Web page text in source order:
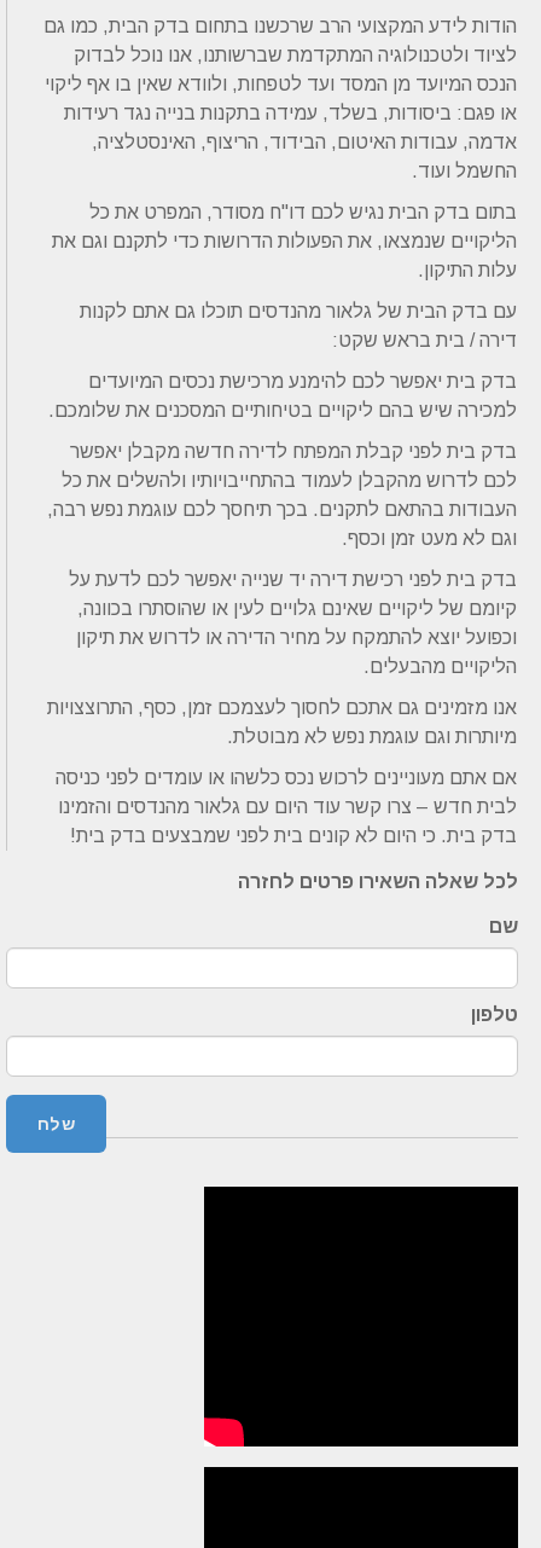
הודות לידע המקצועי הרב שרכשנו בתחום בדק הבית, כמו גם
לציוד ולטכנולוגיה המתקדמת שברשותנו, אנו נוכל לבדוק
הנכס המיועד מן המסד ועד לטפחות, ולוודא שאין בו אף ליקוי
או פגם: ביסודות, בשלד, עמידה בתקנות בנייה נגד רעידות
אדמה, עבודות האיטום, הבידוד, הריצוף, האינסטלציה,
החשמל ועוד.
בתום בדק הבית נגיש לכם דו"ח מסודר, המפרט את כל
הליקויים שנמצאו, את הפעולות הדרושות כדי לתקנם וגם את
עלות התיקון.
עם בדק הבית של גלאור מהנדסים תוכלו גם אתם לקנות
דירה / בית בראש שקט:
בדק בית יאפשר לכם להימנע מרכישת נכסים המיועדים
למכירה שיש בהם ליקויים בטיחותיים המסכנים את שלומכם.
בדק בית לפני קבלת המפתח לדירה חדשה מקבלן יאפשר
לכם לדרוש מהקבלן לעמוד בהתחייבויותיו ולהשלים את כל
העבודות בהתאם לתקנים. בכך תיחסך לכם עוגמת נפש רבה,
וגם לא מעט זמן וכסף.
בדק בית לפני רכישת דירה יד שנייה יאפשר לכם לדעת על
קיומם של ליקויים שאינם גלויים לעין או שהוסתרו בכוונה,
וכפועל יוצא להתמקח על מחיר הדירה או לדרוש את תיקון
הליקויים מהבעלים.
אנו מזמינים גם אתכם לחסוך לעצמכם זמן, כסף, התרוצצויות
מיותרות וגם עוגמת נפש לא מבוטלת.
אם אתם מעוניינים לרכוש נכס כלשהו או עומדים לפני כניסה
לבית חדש – צרו קשר עוד היום עם גלאור מהנדסים והזמינו
בדק בית. כי היום לא קונים בית לפני שמבצעים בדק בית!
לכל שאלה השאירו פרטים לחזרה
שם
טלפון